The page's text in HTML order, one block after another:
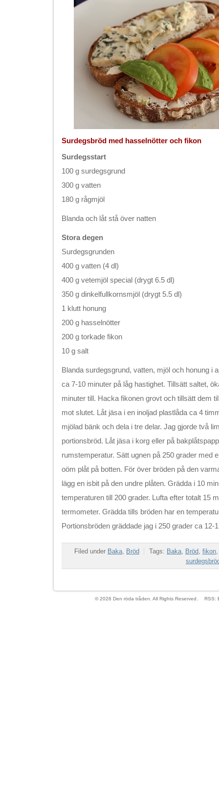
Surdegsbröd med hasselnötter och fikon
Surdegsstart
100 g surdegsgrund
300 g vatten
180 g rågmjöl
Blanda och låt stå över natten
Stora degen
Surdegsgrunden
400 g vatten (4 dl)
400 g vetemjöl special (drygt 6.5 dl)
350 g dinkelfullkornsmjöl (drygt 5.5 dl)
1 klutt honung
200 g hasselnötter
200 g torkade fikon
10 g salt
Blanda surdegsgrund, vatten, mjöl och honung i
ca 7-10 minuter på låg hastighet. Tillsätt saltet,
minuter till. Hacka fikonen grovt och tillsätt dem
mot slutet. Låt jäsa i en inoljad plastlåda ca 4
mjölad bänk och dela i tre delar. Jag gjorde två
portionsbröd. Låt jäsa i korg eller på
rumstemperatur. Sätt ugnen på 250 grader med
oöm plåt på botten. För över bröden på den
lägg en isbit på den undre plåten. Grädda i 10
temperaturen till 200 grader. Lufta efter totalt 15
termometer. Grädda tills bröden har en
Portionsbröden gräddade jag i 250 grader ca 12-
Filed under Baka, Bröd Tags: Baka, Bröd, fikon
© 2026 Den röda tråden. All Rights Reserved. RSS: